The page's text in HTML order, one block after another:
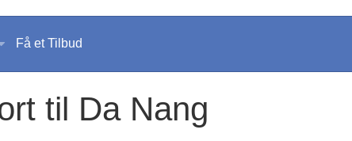
Få et Tilbud
til Da Nang